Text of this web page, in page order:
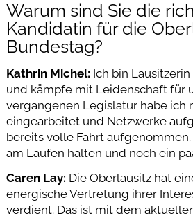
Warum sind Sie die
Kandidatin für die
Bundestag?
Kathrin Michel: Ich bin
und kämpfe mit Leidenschaft für
vergangenen Legislatur habe ich
eingearbeitet und Netzwerke
bereits volle Fahrt
am Laufen halten und noch ein
Caren Lay: Die Oberlausitz hat
energische Vertretung ihrer
verdient. Das ist mit dem